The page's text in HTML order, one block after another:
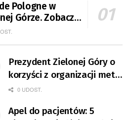
Pologne w
Górze. Zobacz
w organizacji
Prezydent Zielonej Góry o
korzyści z organizacji mety
Tour de Pologne
0 UDOST.
Apel do pacjentów: 5